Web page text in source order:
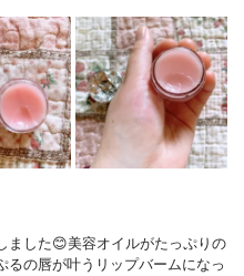
ました😊美容オイルがたっぷりの
るの唇が叶うリップバームになっ